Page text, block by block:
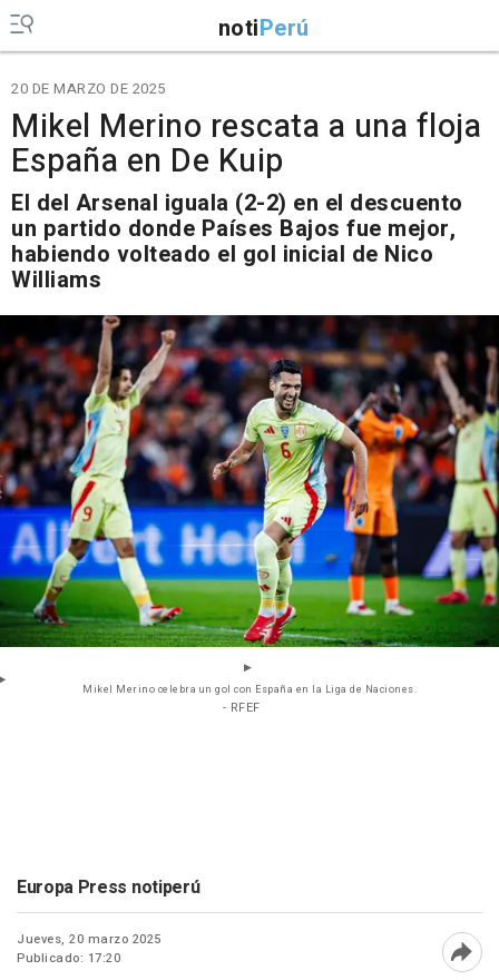
notiPerú
20 DE MARZO DE 2025
Mikel Merino rescata a una floja
España en De Kuip
El del Arsenal iguala (2-2) en el descuento
un partido donde Países Bajos fue mejor,
habiendo volteado el gol inicial de Nico
Williams
Mikel Merino celebra un gol con España en la Liga de Naciones.
- RFEF
Europa Press notiperú
Jueves, 20 marzo 2025
Publicado: 17:20